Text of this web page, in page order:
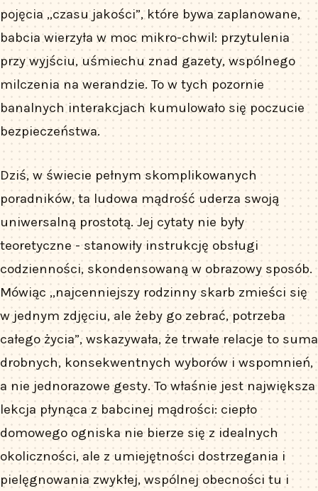
pojęcia „czasu jakości”, które bywa zaplanowane,
babcia wierzyła w moc mikro-chwil: przytulenia
przy wyjściu, uśmiechu znad gazety, wspólnego
milczenia na werandzie. To w tych pozornie
banalnych interakcjach kumulowało się poczucie
bezpieczeństwa.
Dziś, w świecie pełnym skomplikowanych
poradników, ta ludowa mądrość uderza swoją
uniwersalną prostotą. Jej cytaty nie były
teoretyczne - stanowiły instrukcję obsługi
codzienności, skondensowaną w obrazowy sposób.
Mówiąc „najcenniejszy rodzinny skarb zmieści się
w jednym zdjęciu, ale żeby go zebrać, potrzeba
całego życia”, wskazywała, że trwałe relacje to suma
drobnych, konsekwentnych wyborów i wspomnień,
a nie jednorazowe gesty. To właśnie jest największa
lekcja płynąca z babcinej mądrości: ciepło
domowego ogniska nie bierze się z idealnych
okoliczności, ale z umiejętności dostrzegania i
pielęgnowania zwykłej, wspólnej obecności tu i